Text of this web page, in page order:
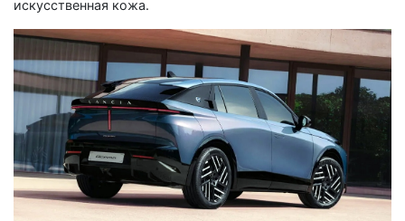
искусственная кожа.